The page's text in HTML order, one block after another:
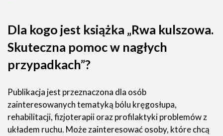
Dla kogo jest książka „Rwa kulszowa.
Skuteczna pomoc w nagłych
przypadkach”?
Publikacja jest przeznaczona dla osób
zainteresowanych tematyką bólu kręgosłupa,
rehabilitacji, fizjoterapii oraz profilaktyki problemów z
układem ruchu. Może zainteresować osoby, które chcą